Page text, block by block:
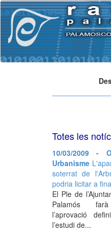
Totes les
10/03/2009 -
Urbanisme
soterrat de
podria licitar a
El Ple de
Palamós
l’aprovació
l’estudi de...